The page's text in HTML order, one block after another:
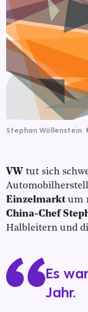
Stephan Wöllenstein
VW tut sich
Einzelmarkt um
China-Chef
Halbleitern und
Es
Jahr.